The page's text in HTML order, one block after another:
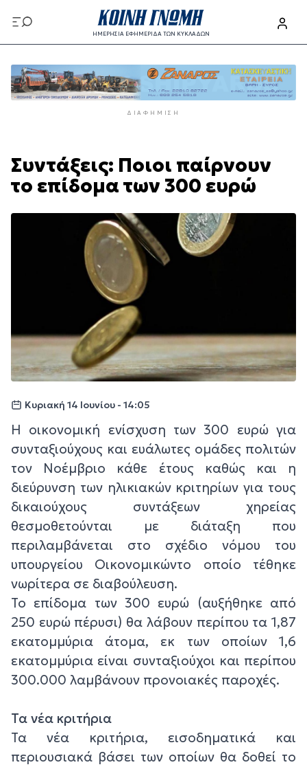
προς
το
περιεχόμενο
ΗΜΕΡΗΣΙΑ ΕΦΗΜΕΡΙΔΑ ΤΩΝ ΚΥΚΛΑΔΩΝ
προς
το
κυρίως
ΔΙΑΦΉΜΙΣΗ
Συντάξεις: Ποιοι παίρνουν
το επίδομα των 300 ευρώ
Κυριακή 14 Ιουνίου - 14:05
Η οικονομική ενίσχυση των 300 ευρώ για
συνταξιούχους και ευάλωτες ομάδες πολιτών
τον Νοέμβριο κάθε έτους καθώς και η
διεύρυνση των ηλικιακών κριτηρίων για τους
δικαιούχους συντάξεων χηρείας
θεσμοθετούνται με διάταξη που
περιλαμβάνεται στο σχέδιο νόμου του
υπουργείου Οικονομικώντο οποίο τέθηκε
νωρίτερα σε διαβούλευση.
Το επίδομα των 300 ευρώ (αυξήθηκε από
250 ευρώ πέρυσι) θα λάβουν περίπου τα 1,87
εκατομμύρια άτομα, εκ των οποίων 1,6
εκατομμύρια είναι συνταξιούχοι και περίπου
300.000 λαμβάνουν προνοιακές παροχές.
Τα νέα κριτήρια
Τα νέα κριτήρια, εισοδηματικά και
περιουσιακά βάσει των οποίων θα δοθεί το